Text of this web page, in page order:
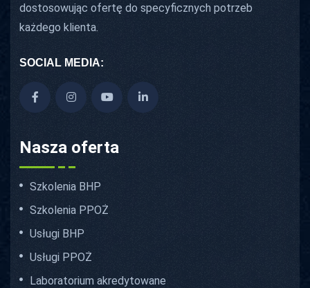
dostosowując ofertę do specyficznych potrzeb
każdego klienta.
SOCIAL MEDIA:
Nasza oferta
Szkolenia BHP
Szkolenia PPOŻ
Usługi BHP
Usługi PPOŻ
Laboratorium akredytowane